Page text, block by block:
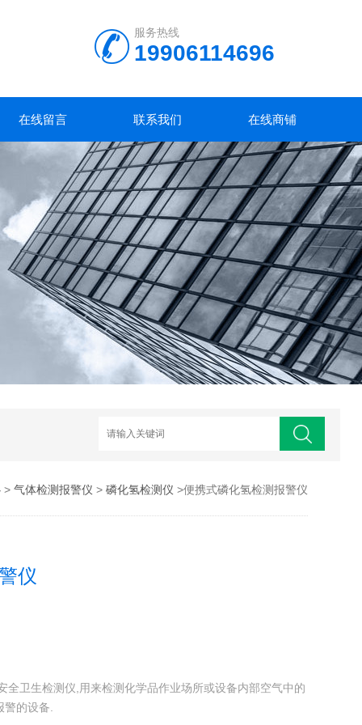
服务热线
19906114696
在线留言 联系我们 在线商铺
> 气体检测报警仪 > 磷化氢检测仪 >便携式磷化氢检测报警仪
仪
全卫生检测仪,用来检测化学品作业场所或设备内部空气中的
的设备.